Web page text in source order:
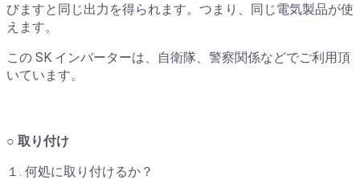
びますと同じ出力を得られます。つまり、同じ電気製品が使
えます。
この SK インバーターは、自衛隊、警察関係などでご利用頂
いています。
○ 取り付け
１. 何処に取り付けるか？